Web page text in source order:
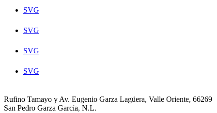
SVG
SVG
SVG
SVG
Rufino Tamayo y Av. Eugenio Garza Lagüera, Valle Oriente, 66269
San Pedro Garza García, N.L.